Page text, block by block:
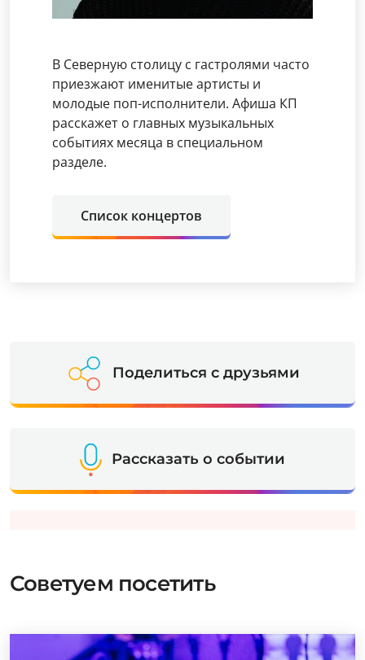
В Северную столицу с гастролями часто
приезжают именитые артисты и
молодые поп-исполнители. Афиша КП
расскажет о главных музыкальных
событиях месяца в специальном
разделе.
Список концертов
Поделиться с друзьями
Рассказать о событии
Советуем посетить